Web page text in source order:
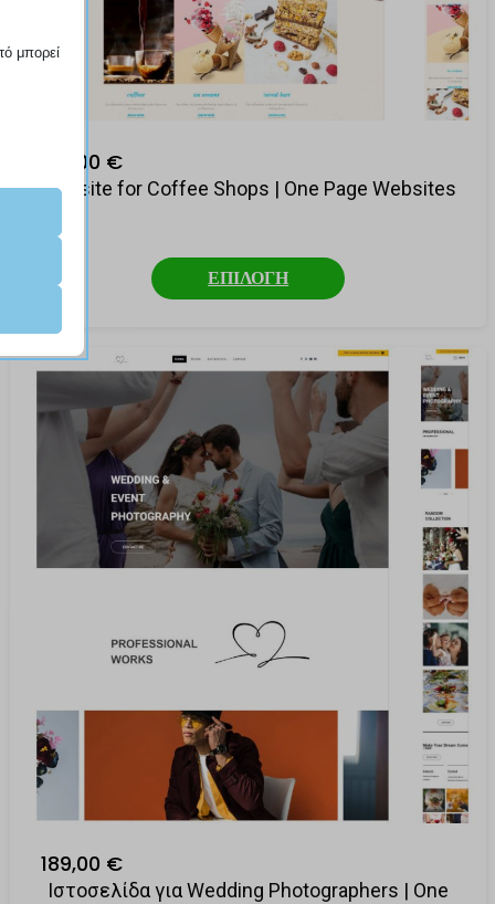
189,00 €
Website for Coffee Shops | One Page Websites
ΕΠΙΛΟΓΗ
189,00 €
Ιστοσελίδα για Wedding Photographers | One
μπορεί
αλλά
όπως